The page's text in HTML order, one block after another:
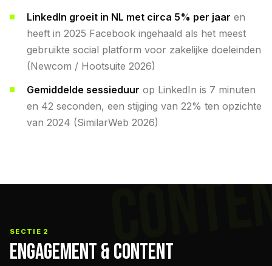
LinkedIn groeit in NL met circa 5% per jaar en
heeft in 2025 Facebook ingehaald als het meest
gebruikte social platform voor zakelijke doeleinden
(Newcom / Hootsuite 2026)
Gemiddelde sessieduur op LinkedIn is 7 minuten
en 42 seconden, een stijging van 22% ten opzichte
van 2024 (SimilarWeb 2026)
SECTIE 2
ENGAGEMENT & CONTENT